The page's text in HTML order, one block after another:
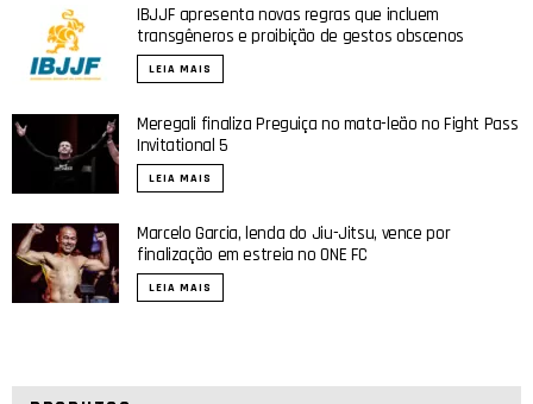
IBJJF apresenta novas regras que incluem
transgêneros e proibição de gestos obscenos
LEIA MAIS
Meregali finaliza Preguiça no mata-leão no Fight Pass
Invitational 5
LEIA MAIS
Marcelo Garcia, lenda do Jiu-Jitsu, vence por
finalização em estreia no ONE FC
LEIA MAIS